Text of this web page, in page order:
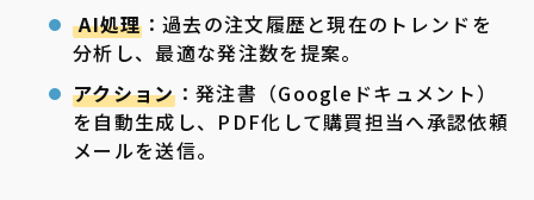
AI処理：過去の注文履歴と現在のトレンドを
分析し、最適な発注数を提案。
アクション：発注書（Googleドキュメント）
を自動生成し、PDF化して購買担当へ承認依頼
メールを送信。